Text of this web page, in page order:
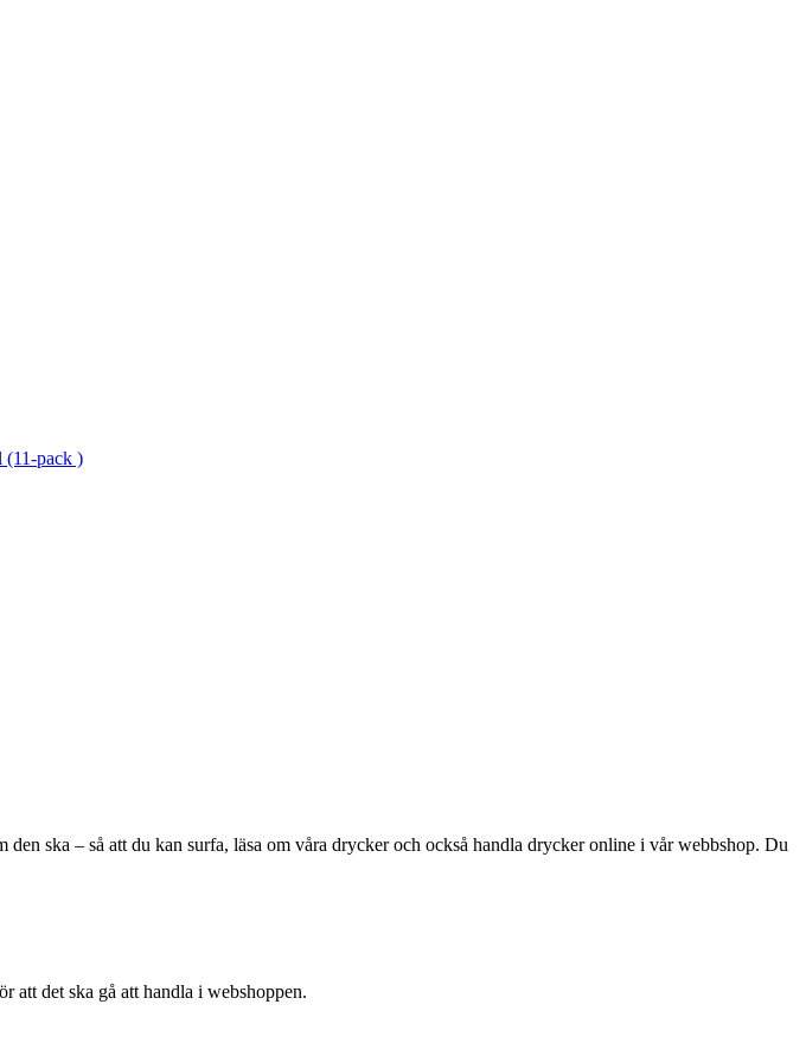
(11-pack )
ska – så att du kan surfa, läsa om våra drycker och också handla drycker online i vår webbshop. Du
att det ska gå att handla i webshoppen.